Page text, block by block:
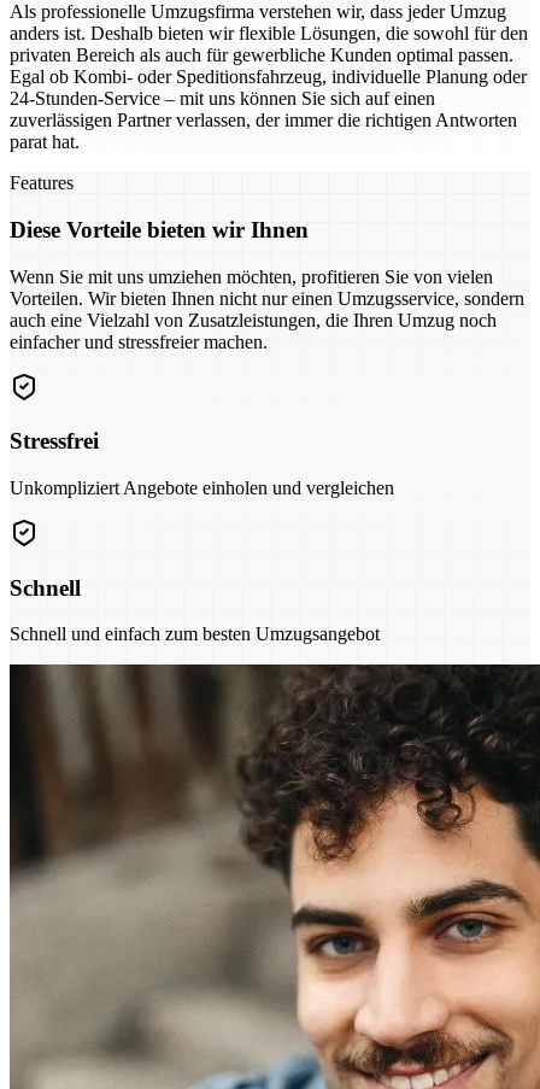
Als professionelle Umzugsfirma verstehen wir, dass jeder Umzug
anders ist. Deshalb bieten wir flexible Lösungen, die sowohl für den
privaten Bereich als auch für gewerbliche Kunden optimal passen.
Egal ob Kombi- oder Speditionsfahrzeug, individuelle Planung oder
24-Stunden-Service – mit uns können Sie sich auf einen
zuverlässigen Partner verlassen, der immer die richtigen Antworten
parat hat.
Features
Diese Vorteile bieten wir Ihnen
Wenn Sie mit uns umziehen möchten, profitieren Sie von vielen
Vorteilen. Wir bieten Ihnen nicht nur einen Umzugsservice, sondern
auch eine Vielzahl von Zusatzleistungen, die Ihren Umzug noch
einfacher und stressfreier machen.
Stressfrei
Unkompliziert Angebote einholen und vergleichen
Schnell
Schnell und einfach zum besten Umzugsangebot